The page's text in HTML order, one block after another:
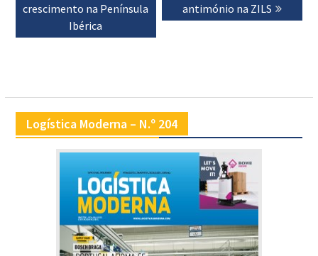
crescimento na Península
Ibérica
antimónio na ZILS
Logística Moderna – N.º 204